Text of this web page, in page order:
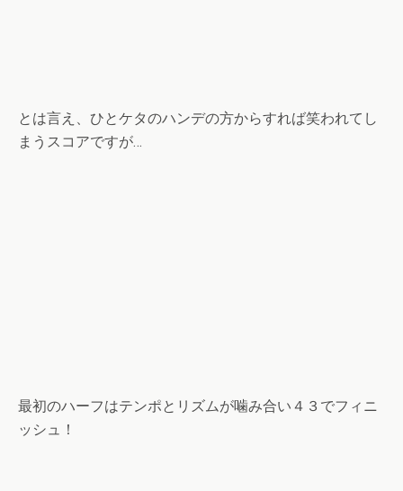
とは言え、ひとケタのハンデの方からすれば笑われてし
まうスコアですが…
最初のハーフはテンポとリズムが噛み合い４３でフィニ
ッシュ！